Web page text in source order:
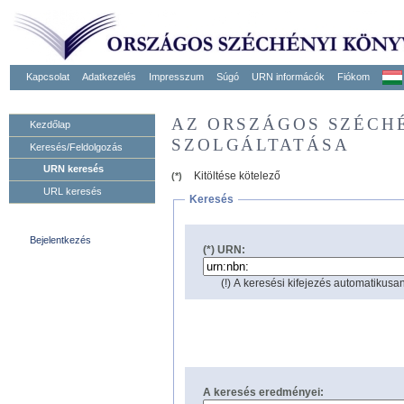
Kapcsolat Adatkezelés Impresszum Súgó URN informácók Fiókom
Kezdőlap
Keresés/Feldolgozás
URN keresés
URL keresés
Bejelentkezés
AZ ORSZÁGOS
SZOLGÁLTATÁSA
(*)
Kitöltése kötelező
Keresés
(*) URN:
(!) A keresési kifejezés
A keresés eredményei: